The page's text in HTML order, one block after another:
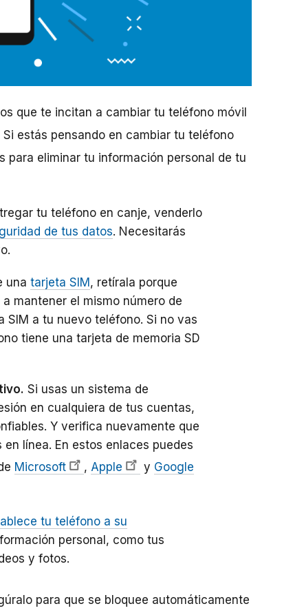
que te incitan a cambiar tu teléfono móvil
estás pensando en cambiar tu teléfono
para eliminar tu información personal de tu
tu teléfono en canje, venderlo
de tus datos. Necesitarás
una tarjeta SIM , retírala porque
mantener el mismo número de
a tu nuevo teléfono. Si no vas
tiene una tarjeta de memoria SD
Si usas un sistema de
en cualquiera de tus cuentas,
Y verifica nuevamente que
línea. En estos enlaces puedes
Microsoft , Apple y Google
tu teléfono a su
personal, como tus
y fotos.
para que se bloquee automáticamente